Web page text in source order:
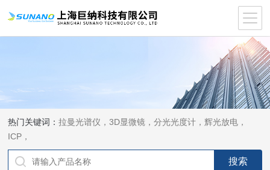
热门关键词：拉曼光谱仪，3D显微镜，分光光度计，辉光放电，
ICP，